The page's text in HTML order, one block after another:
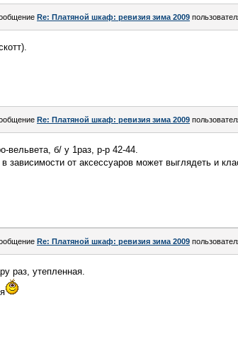
Re: Платяной шкаф: ревизия зима 2009
Re: Платяной шкаф: ревизия зима 2009
вельвета, б/ у 1раз, р-р 42-44.
зависимости от аксессуаров может выглядеть и
Re: Платяной шкаф: ревизия зима 2009
раз, утепленная.